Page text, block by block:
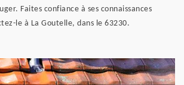
Faites confiance à ses connaissances
le à La Goutelle, dans le 63230.